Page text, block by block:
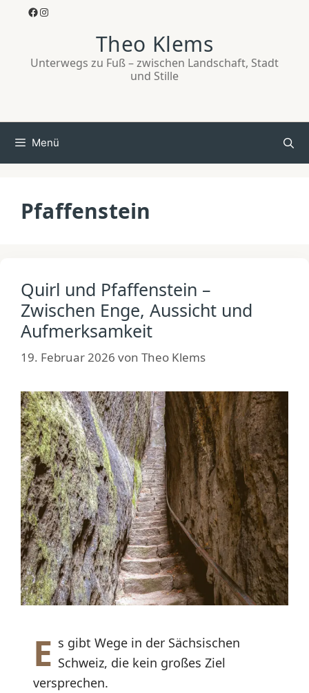
Facebook
Instagram
Theo Klems
Unterwegs zu Fuß – zwischen Landschaft, Stadt
und Stille
Menü
Pfaffenstein
Quirl und Pfaffenstein –
Zwischen Enge, Aussicht und
Aufmerksamkeit
19. Februar 2026 von Theo Klems
E s gibt Wege in der Sächsischen
Schweiz, die kein großes Ziel
versprechen.